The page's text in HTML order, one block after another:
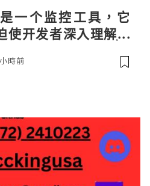
一个监控工具，它
使开发者深入理解JV
回收机制和并发原
视化数据，它将抽象
時前